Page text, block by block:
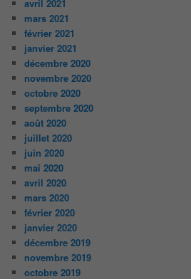
avril 2021
mars 2021
février 2021
janvier 2021
décembre 2020
novembre 2020
octobre 2020
septembre 2020
août 2020
juillet 2020
juin 2020
mai 2020
avril 2020
mars 2020
février 2020
janvier 2020
décembre 2019
novembre 2019
octobre 2019